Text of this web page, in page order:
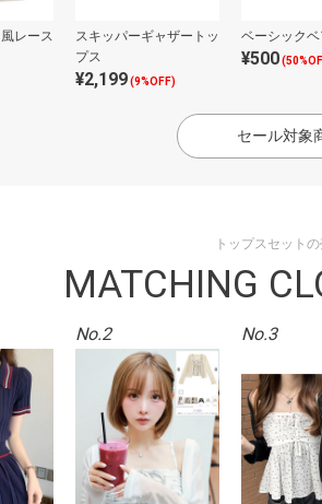
レース
スキッパーギャザートッ
プス
¥2,199(9%OFF)
ベーシック
¥500
セール対象
トップスセット
MATCHING
No.2 No.3